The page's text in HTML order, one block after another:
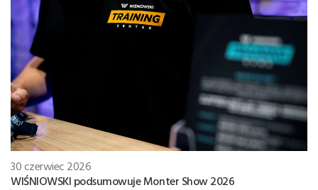
30 czerwiec 2026
WIŚNIOWSKI podsumowuje Monter Show 2026